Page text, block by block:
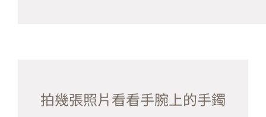
拍幾張照片看看手腕上的手鐲